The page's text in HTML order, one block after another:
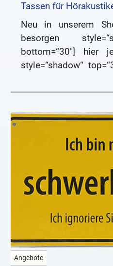
Tassen für
Neu in unserem
besorgen
bottom=“30″] hier
style=“shadow“
Angebote